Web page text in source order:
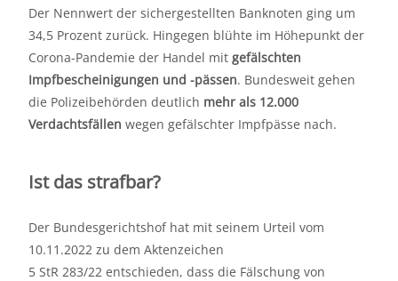
Der Nennwert der sichergestellten Banknoten ging um
34,5 Prozent zurück. Hingegen blühte im Höhepunkt der
Corona-Pandemie der Handel mit gefälschten
Impfbescheinigungen und -pässen. Bundesweit gehen
die Polizeibehörden deutlich mehr als 12.000
Verdachtsfällen wegen gefälschter Impfpässe nach.
Ist das strafbar?
Der Bundesgerichtshof hat mit seinem Urteil vom
10.11.2022 zu dem Aktenzeichen
5 StR 283/22 entschieden, dass die Fälschung von